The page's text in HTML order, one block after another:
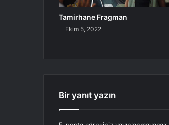
Tamirhane Fragman
Ekim 5, 2022
Bir yanıt yazın